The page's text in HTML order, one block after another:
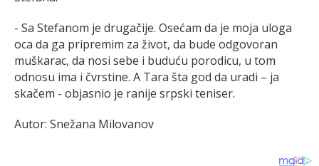
- Sa Stefanom je drugačije. Osećam da je moja uloga
oca da ga pripremim za život, da bude odgovoran
muškarac, da nosi sebe i buduću porodicu, u tom
odnosu ima i čvrstine. A Tara šta god da uradi – ja
skačem - objasnio je ranije srpski teniser.
Autor: Snežana Milovanov